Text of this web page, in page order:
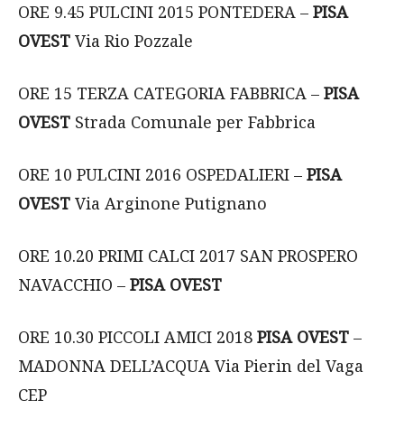
ORE 9.45 PULCINI 2015 PONTEDERA – PISA
OVEST Via Rio Pozzale
ORE 15 TERZA CATEGORIA FABBRICA – PISA
OVEST Strada Comunale per Fabbrica
ORE 10 PULCINI 2016 OSPEDALIERI – PISA
OVEST Via Arginone Putignano
ORE 10.20 PRIMI CALCI 2017 SAN PROSPERO
NAVACCHIO – PISA OVEST
ORE 10.30 PICCOLI AMICI 2018 PISA OVEST –
MADONNA DELL’ACQUA Via Pierin del Vaga
CEP